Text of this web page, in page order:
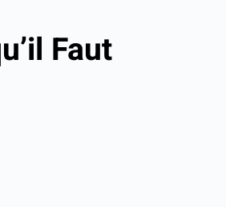
Faut